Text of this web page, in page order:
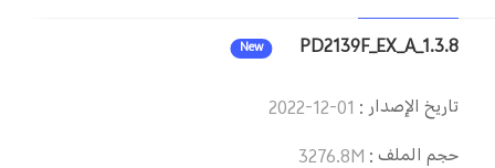
PD2139F_EX_A_1.3.8
New
تاريخ الإصدار:
2022-12-01
حجم الملف :
3276.8M